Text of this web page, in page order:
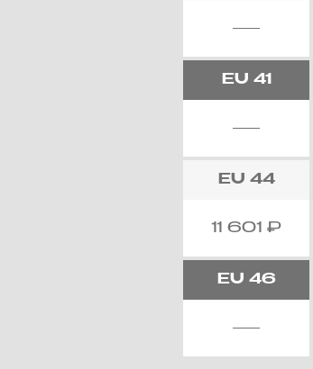
EU 41
EU 44
11 601₽
EU 46